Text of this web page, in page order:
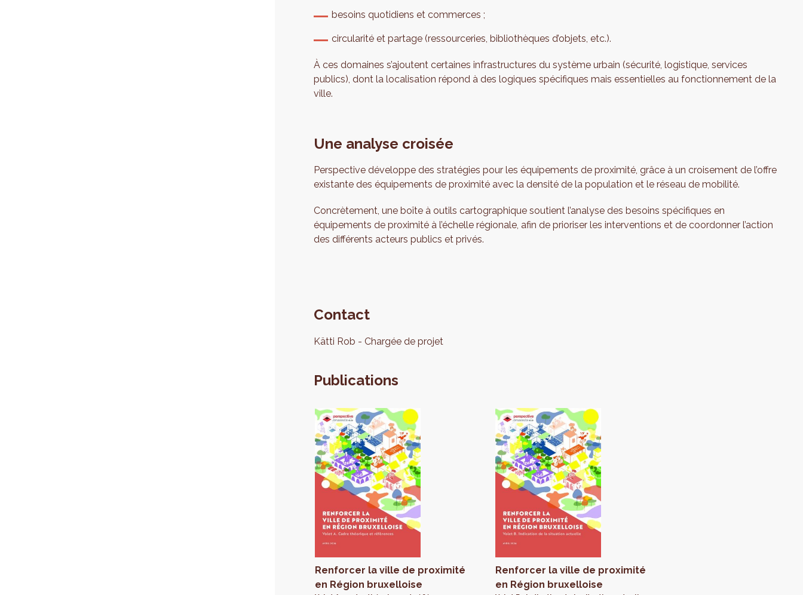
besoins quotidiens et commerces ;
circularité et partage (ressourceries, bibliothèques d’objets, etc.).
À ces domaines s’ajoutent certaines infrastructures du système urbain (sécurité, logistique, services
publics), dont la localisation répond à des logiques spécifiques mais essentielles au fonctionnement de la
ville.
Une analyse croisée
Perspective développe des stratégies pour les équipements de proximité, grâce à un croisement de l’offre
existante des équipements de proximité avec la densité de la population et le réseau de mobilité.
Concrètement, une boîte à outils cartographique soutient l’analyse des besoins spécifiques en
équipements de proximité à l’échelle régionale, afin de prioriser les interventions et de coordonner l’action
des différents acteurs publics et privés.
Contact
Kätti Rob Chargée de projet
Publications
Renforcer la ville de proximité
en Région bruxelloise
Renforcer la ville de proximité
en Région bruxelloise